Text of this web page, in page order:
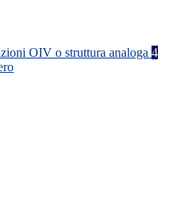
OIV o struttura analoga 4